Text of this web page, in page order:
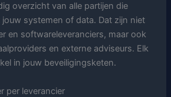
overzicht van alle partijen die
systemen of data. Dat zijn niet
en softwareleveranciers, maar ook
en externe adviseurs. Elk
in jouw beveiligingsketen.
per leverancier